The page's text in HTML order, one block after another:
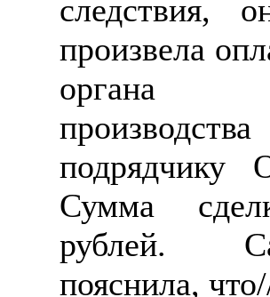
следствия,
произвела
органа
Сумма
рублей.
пояснила,